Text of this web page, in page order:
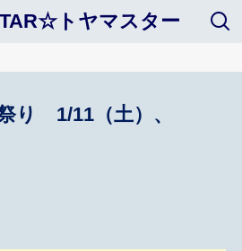
トヤマスター
り 1/11（土）、